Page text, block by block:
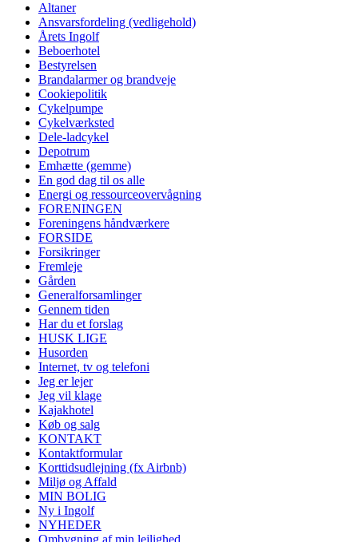
Altaner
Ansvarsfordeling (vedligehold)
Årets Ingolf
Beboerhotel
Bestyrelsen
Brandalarmer og brandveje
Cookiepolitik
Cykelpumpe
Cykelværksted
Dele-ladcykel
Depotrum
Emhætte (gemme)
En god dag til os alle
Energi og ressourceovervågning
FORENINGEN
Foreningens håndværkere
FORSIDE
Forsikringer
Fremleje
Gården
Generalforsamlinger
Gennem tiden
Har du et forslag
HUSK LIGE
Husorden
Internet, tv og telefoni
Jeg er lejer
Jeg vil klage
Kajakhotel
Køb og salg
KONTAKT
Kontaktformular
Korttidsudlejning (fx Airbnb)
Miljø og Affald
MIN BOLIG
Ny i Ingolf
NYHEDER